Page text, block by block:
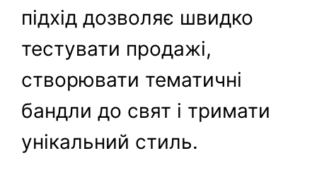
підхід дозволяє швидко
тестувати продажі,
створювати тематичні
бандли до свят і тримати
унікальний стиль.